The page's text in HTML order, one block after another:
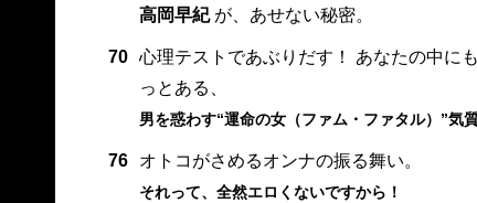
高岡早紀が、あせない秘密。
70
心理テストであぶりだす！ あなたの中に
っとある、
男を惑わす“運命の女（ファム・ファタル）”気質
76 オトコがさめるオンナの振る舞い。
それって、全然エロくないですから！